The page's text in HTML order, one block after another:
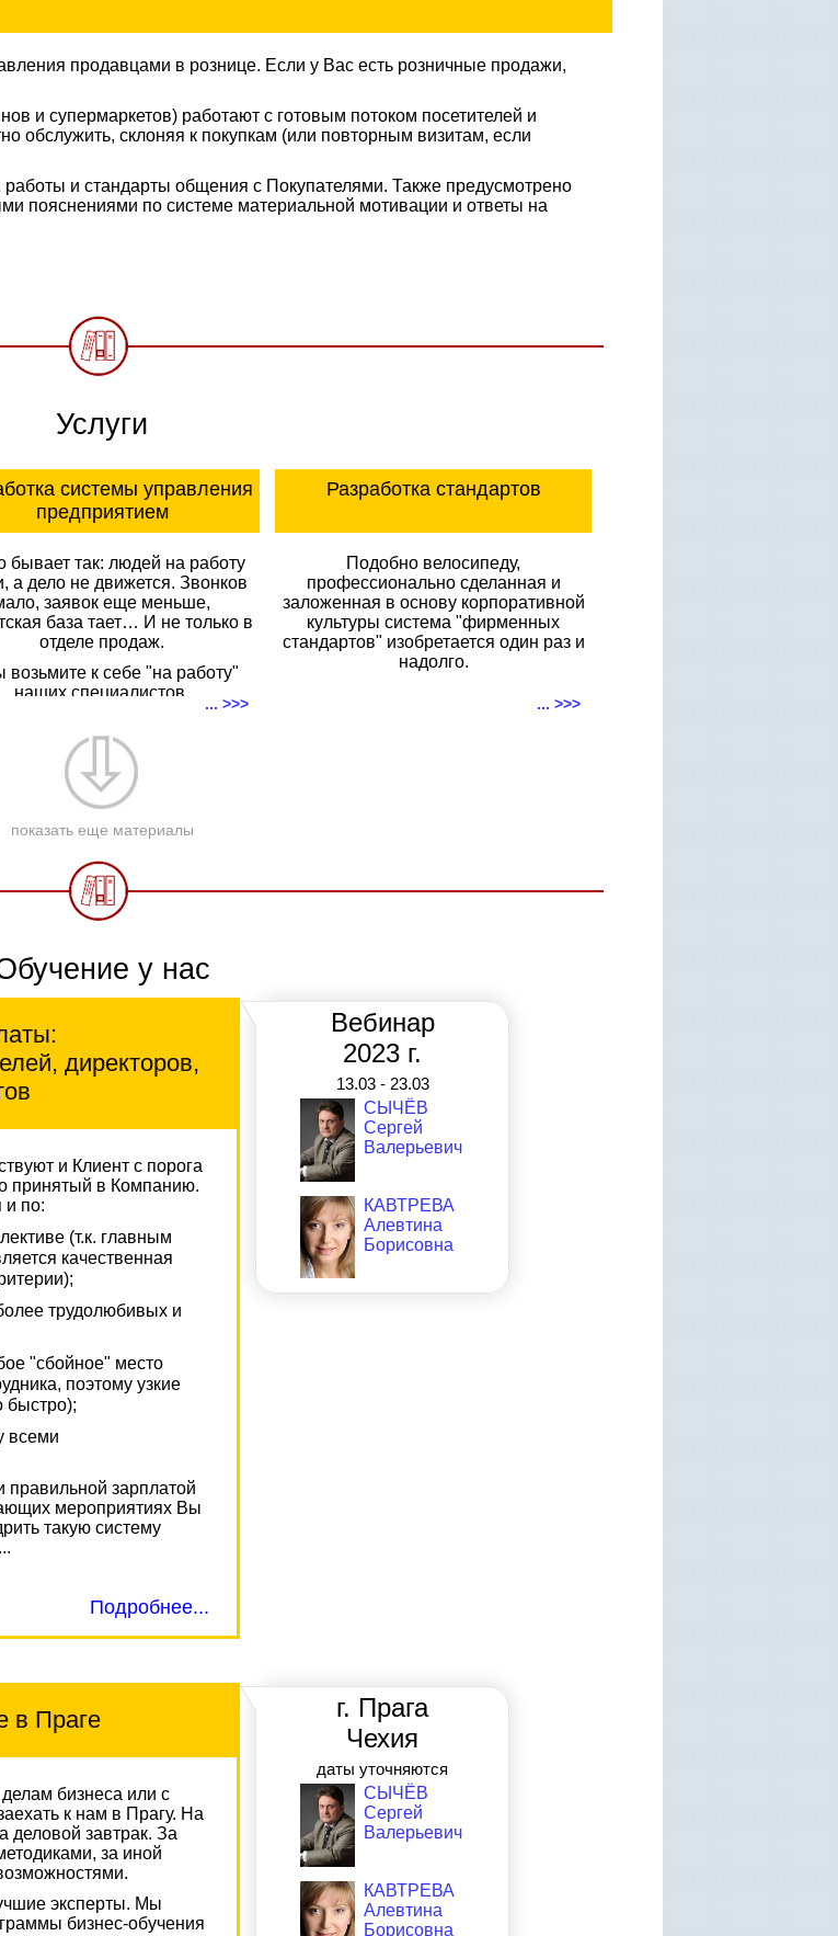
продавцами в рознице. Если у Вас есть розничные продажи,
и супермаркетов) работают с готовым потоком посетителей и
обслужить, склоняя к покупкам (или повторным визитам, если
работы и стандарты общения с Покупателями. Также предусмотрено
пояснениями по системе материальной мотивации и ответы на
Услуги
системы управления
предприятием
бывает так: людей на работу
а дело не движется. Звонков
заявок еще меньше,
база тает… И не только в
отделе продаж.
к себе "на работу"
наших специалистов.
летний опыт практического
системы управления
администрирования
процессов в отделах:
(снабжения), продвижения,
хозяйстве, бухгалтерии, IT
и пр.
приходом на предприятие
как хорошо отлаженный
А штатные сотрудники
... >>>
Разработка стандартов
Подобно велосипеду,
профессионально сделанная и
заложенная в основу корпоративной
культуры система "фирменных
стандартов" изобретается один раз и
надолго.
... >>>
показать еще материалы
у нас
директоров,
Вебинар
2023 г.
13.03 - 23.03
СЫЧЁВ
Сергей
Валерьевич
КАВТРЕВА
Алевтина
Борисовна
и Клиент с порога
принятый в Компанию.
и по:
(т.к. главным
качественная
трудолюбивых и
"сбойное" место
поэтому узкие
быстро);
всеми
зарплатой
мероприятиях Вы
такую систему
Подробнее...
в Праге
г. Прага
Чехия
даты уточняются
СЫЧЁВ
Сергей
Валерьевич
КАВТРЕВА
Алевтина
Борисовна
бизнеса или с
к нам в Прагу. На
деловой завтрак. За
за иной
эксперты. Мы
бизнес-обучения